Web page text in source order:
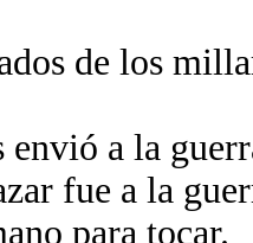
de los
envió a la
fue a la
para tocar.